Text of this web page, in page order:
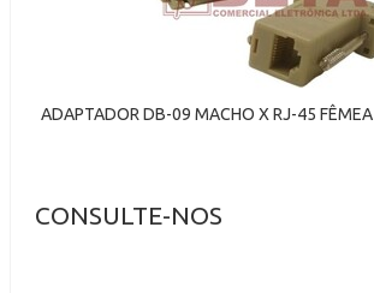
ADAPTADOR DB-09 MACHO X RJ-45 FÊMEA
CONSULTE-NOS